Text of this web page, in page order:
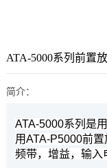
ATA-5000系列前置
简介：
ATA-5000系列是
用ATA-P5000前
频带，增益，输入